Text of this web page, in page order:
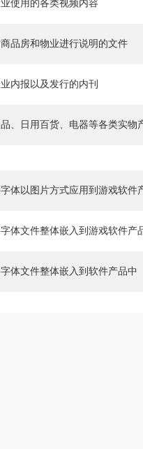
使用的各类视频内容
品房和物业进行说明的文件
内报以及发行的内刊
、日用百货、电器等各类实物
体以图片方式应用到游戏软件
体文件整体嵌入到游戏软件产
体文件整体嵌入到软件产品中